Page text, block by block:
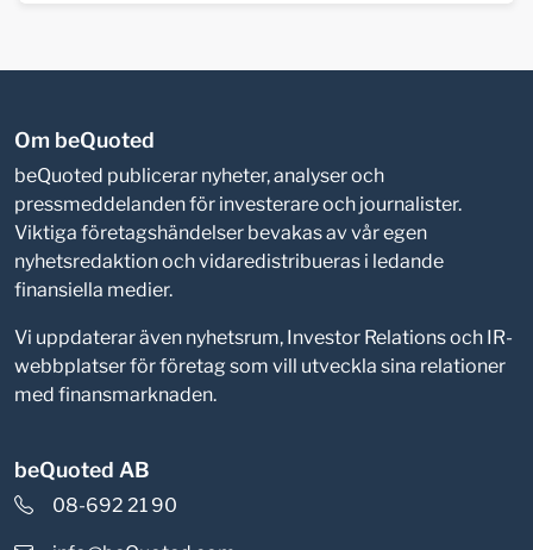
Om beQuoted
beQuoted publicerar nyheter, analyser och
pressmeddelanden för investerare och journalister.
Viktiga företagshändelser bevakas av vår egen
nyhetsredaktion och vidaredistribueras i ledande
finansiella medier.
Vi uppdaterar även nyhetsrum, Investor Relations och IR-
webbplatser för företag som vill utveckla sina relationer
med finansmarknaden.
beQuoted AB
08-692 21 90